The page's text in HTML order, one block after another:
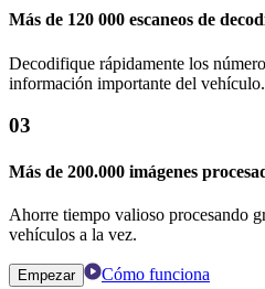
Más de 120 000 escaneos de
Decodifique rápidamente los
información importante del vehículo.
03
Más de 200.000 imágenes
Ahorre tiempo valioso procesando
vehículos a la vez.
Empezar Cómo funciona